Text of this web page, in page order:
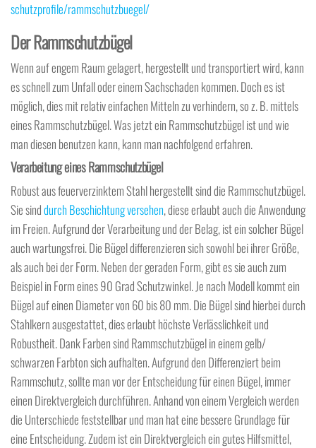
schutzprofile/rammschutzbuegel/
Der Rammschutzbügel
Wenn auf engem Raum gelagert, hergestellt und transportiert wird, kann
es schnell zum Unfall oder einem Sachschaden kommen. Doch es ist
möglich, dies mit relativ einfachen Mitteln zu verhindern, so z. B. mittels
eines Rammschutzbügel. Was jetzt ein Rammschutzbügel ist und wie
man diesen benutzen kann, kann man nachfolgend erfahren.
Verarbeitung eines Rammschutzbügel
Robust aus feuerverzinktem Stahl hergestellt sind die Rammschutzbügel.
Sie sinddurch Beschichtung versehen, diese erlaubt auch die Anwendung
im Freien. Aufgrund der Verarbeitung und der Belag, ist ein solcher Bügel
auch wartungsfrei. Die Bügel differenzieren sich sowohl bei ihrer Größe,
als auch bei der Form. Neben der geraden Form, gibt es sie auch zum
Beispiel in Form eines 90 Grad Schutzwinkel. Je nach Modell kommt ein
Bügel auf einen Diameter von 60 bis 80 mm. Die Bügel sind hierbei durch
Stahlkern ausgestattet, dies erlaubt höchste Verlässlichkeit und
Robustheit. Dank Farben sind Rammschutzbügel in einem gelb/
schwarzen Farbton sich aufhalten. Aufgrund den Differenziert beim
Rammschutz, sollte man vor der Entscheidung für einen Bügel, immer
einen Direktvergleich durchführen. Anhand von einem Vergleich werden
die Unterschiede feststellbar und man hat eine bessere Grundlage für
eine Entscheidung. Zudem ist ein Direktvergleich ein gutes Hilfsmittel,